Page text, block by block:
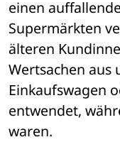
einen
Supermärkten
älteren
Wertsachen aus
Einkaufswagen
entwendet,
waren.